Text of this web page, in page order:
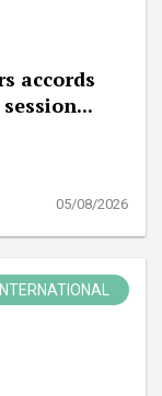
accords
05/08/2026
INTERNATIONAL